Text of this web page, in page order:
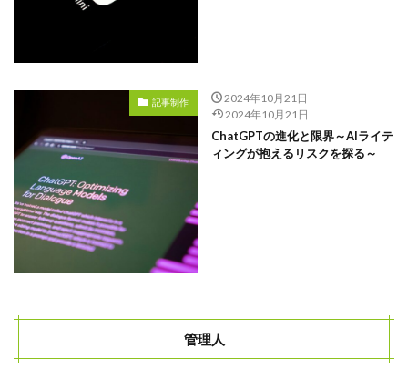
記事制作
2024年10月21日
2024年10月21日
ChatGPTの進化と限界～AIライテ
ィングが抱えるリスクを探る～
管理人